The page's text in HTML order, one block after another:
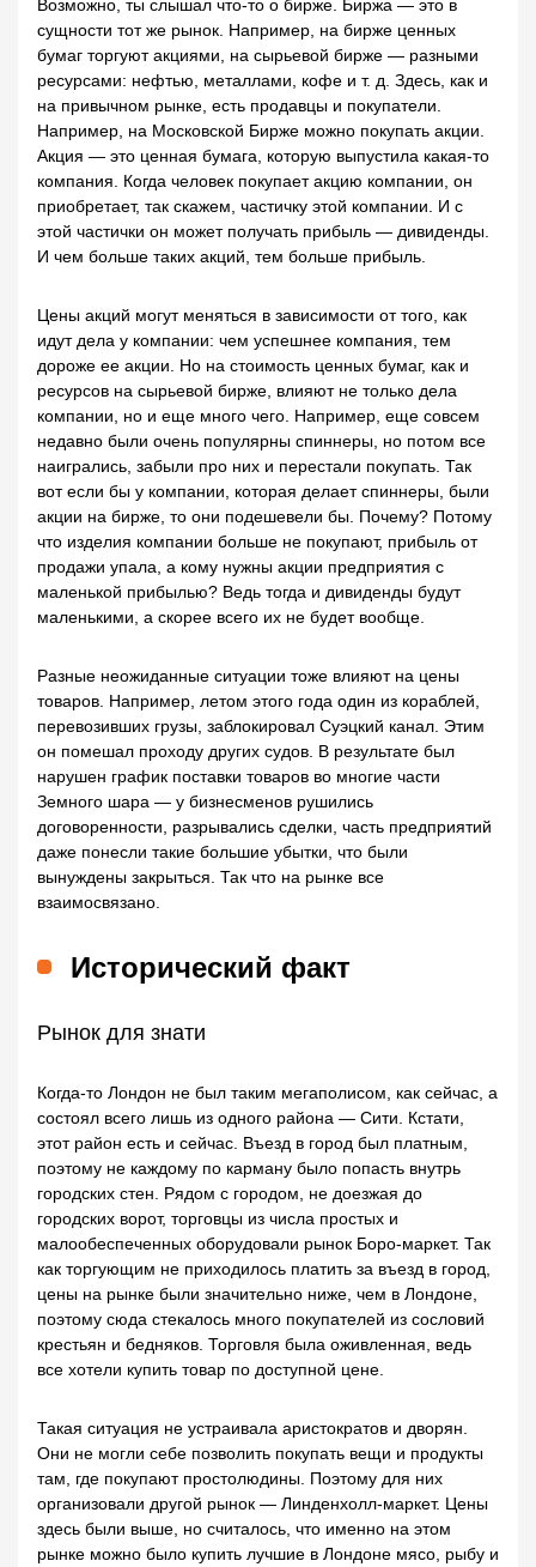
Возможно, ты слышал что-то о бирже. Биржа — это в
сущности тот же рынок. Например, на бирже ценных
бумаг торгуют акциями, на сырьевой бирже — разными
ресурсами: нефтью, металлами, кофе и т. д. Здесь, как и
на привычном рынке, есть продавцы и покупатели.
Например, на Московской Бирже можно покупать акции.
Акция — это ценная бумага, которую выпустила какая-то
компания. Когда человек покупает акцию компании, он
приобретает, так скажем, частичку этой компании. И с
этой частички он может получать прибыль — дивиденды.
И чем больше таких акций, тем больше прибыль.
Цены акций могут меняться в зависимости от того, как
идут дела у компании: чем успешнее компания, тем
дороже ее акции. Но на стоимость ценных бумаг, как и
ресурсов на сырьевой бирже, влияют не только дела
компании, но и еще много чего. Например, еще совсем
недавно были очень популярны спиннеры, но потом все
наигрались, забыли про них и перестали покупать. Так
вот если бы у компании, которая делает спиннеры, были
акции на бирже, то они подешевели бы. Почему? Потому
что изделия компании больше не покупают, прибыль от
продажи упала, а кому нужны акции предприятия с
маленькой прибылью? Ведь тогда и дивиденды будут
маленькими, а скорее всего их не будет вообще.
Разные неожиданные ситуации тоже влияют на цены
товаров. Например, летом этого года один из кораблей,
перевозивших грузы, заблокировал Суэцкий канал. Этим
он помешал проходу других судов. В результате был
нарушен график поставки товаров во многие части
Земного шара — у бизнесменов рушились
договоренности, разрывались сделки, часть предприятий
даже понесли такие большие убытки, что были
вынуждены закрыться. Так что на рынке все
взаимосвязано.
Исторический факт
Рынок для знати
Когда-то Лондон не был таким мегаполисом, как сейчас, а
состоял всего лишь из одного района — Сити. Кстати,
этот район есть и сейчас. Въезд в город был платным,
поэтому не каждому по карману было попасть внутрь
городских стен. Рядом с городом, не доезжая до
городских ворот, торговцы из числа простых и
малообеспеченных оборудовали рынок Боро-маркет. Так
как торгующим не приходилось платить за въезд в город,
цены на рынке были значительно ниже, чем в Лондоне,
поэтому сюда стекалось много покупателей из сословий
крестьян и бедняков. Торговля была оживленная, ведь
все хотели купить товар по доступной цене.
Такая ситуация не устраивала аристократов и дворян.
Они не могли себе позволить покупать вещи и продукты
там, где покупают простолюдины. Поэтому для них
организовали другой рынок — Линденхолл-маркет. Цены
здесь были выше, но считалось, что именно на этом
рынке можно было купить лучшие в Лондоне мясо, рыбу и